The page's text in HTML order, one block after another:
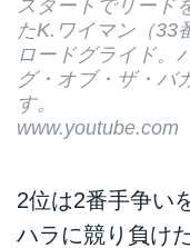
スタートでリード
たK.ワイマン（33
ロードグライド。
グ・オブ・ザ・バ
す。
www.youtube.com
2位は2番手争い
ハラに競り負け